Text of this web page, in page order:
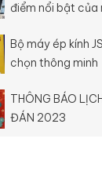
điểm nổi bật của
Bộ máy ép kính
chọn thông minh
THÔNG BÁO
ĐÁN 2023